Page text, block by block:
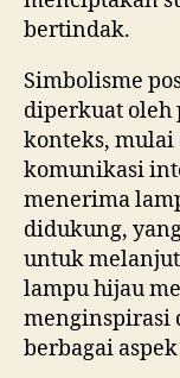
bertindak.
Simbolisme
diperkuat oleh
konteks,
komunikasi
menerima
didukung,
untuk
lampu hijau
menginspirasi
berbagai